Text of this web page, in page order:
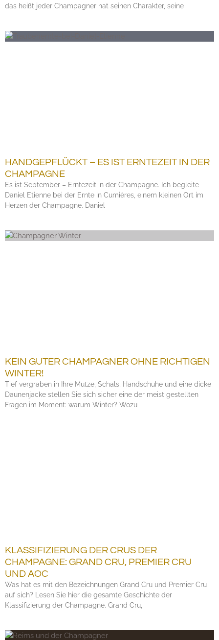
das heißt jeder Champagner hat seinen Charakter, seine
HANDGEPFLÜCKT – ES IST ERNTEZEIT IN DER
CHAMPAGNE
Es ist September – Erntezeit in der Champagne. Ich begleite
Daniel Etienne bei der Ernte in Cumières, einem kleinen Ort im
Herzen der Champagne. Daniel
KEIN GUTER CHAMPAGNER OHNE RICHTIGEN
WINTER!
Tief vergraben in Ihre Mütze, Schals, Handschuhe und eine dicke
Daunenjacke stellen Sie sich sicher eine der meist gestellten
Fragen im Moment: warum Winter? Wozu
KLASSIFIZIERUNG DER CRUS DER
CHAMPAGNE: GRAND CRU, PREMIER CRU
UND AOC
Was hat es mit den Bezeichnungen Grand Cru und Premier Cru
auf sich? Lesen Sie hier die gesamte Geschichte der
Klassifizierung der Champagne. Grand Cru,